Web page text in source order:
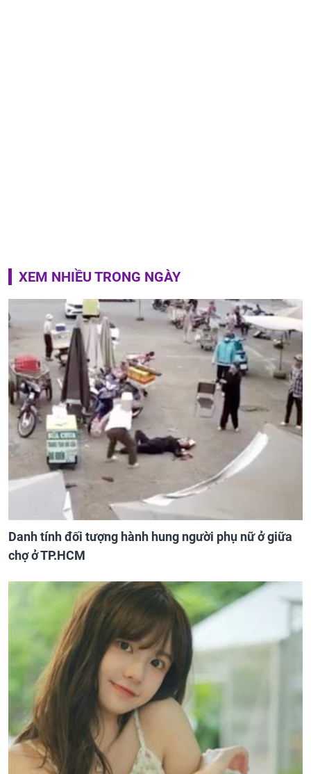
XEM NHIỀU TRONG NGÀY
Danh tính đối tượng hành hung người phụ nữ ở giữa
chợ ở TP.HCM